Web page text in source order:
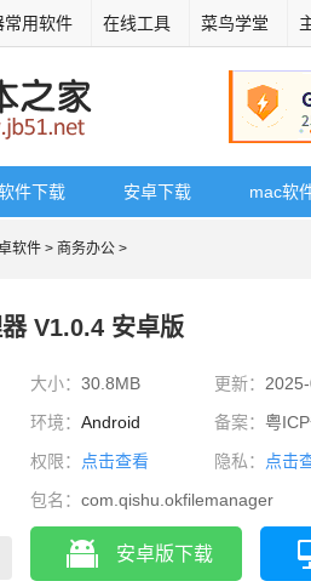
常用软件 在线工具 菜鸟学堂
件下载 安卓下载 mac软
软件 > 商务办公 >
V1.0.4 安卓版
大小： 30.8MB 更新：
环境： Android 备案： 粤
权限：
点击查看 隐私： 点击
包名： com.qishu.okfilemanager
安卓版下载